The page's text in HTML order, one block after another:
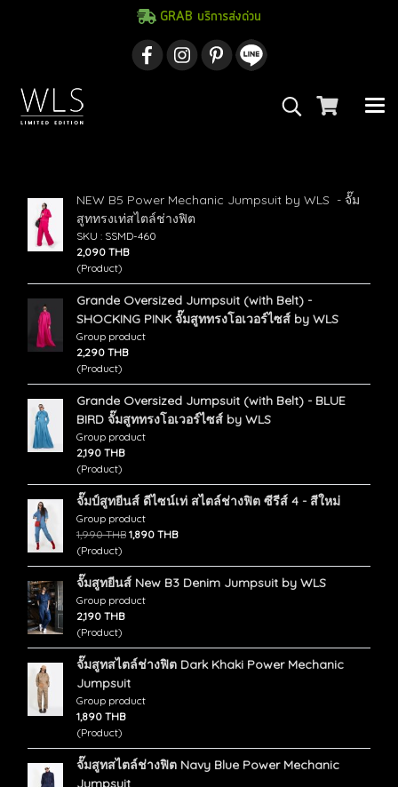
GRAB บริการส่งด่วน
NEW B5 Power Mechanic Jumpsuit by WLS - จั๊ม
สูททรงเท่สไตล์ช่างฟิต
SKU : SSMD-460
2,090 THB
(Product)
Grande Oversized Jumpsuit (with Belt) -
SHOCKING PINK จั๊มสูททรงโอเวอร์ไซส์ by WLS
Group product
2,290 THB
(Product)
Grande Oversized Jumpsuit (with Belt) - BLUE
BIRD จั๊มสูททรงโอเวอร์ไซส์ by WLS
Group product
2,190 THB
(Product)
จั๊มป์สูทยีนส์ ดีไซน์เท่ สไตล์ช่างฟิต ซีรีส์ 4 - สีใหม่
Group product
1,990 THB 1,890 THB
(Product)
จั๊มสูทยีนส์ New B3 Denim Jumpsuit by WLS
Group product
2,190 THB
(Product)
จั๊มสูทสไตล์ช่างฟิต Dark Khaki Power Mechanic
Jumpsuit
Group product
1,890 THB
(Product)
จั๊มสูทสไตล์ช่างฟิต Navy Blue Power Mechanic
Jumpsuit